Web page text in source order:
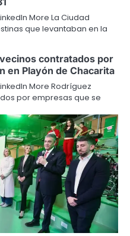
More La Ciudad
que levantaban en la
contratados por
en Playón de Chacarita
More Rodríguez
por empresas que se